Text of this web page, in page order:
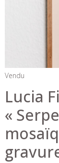
Vendu
Lucia
«